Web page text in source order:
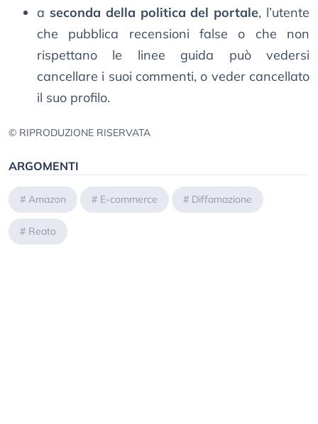
a seconda della politica del portale, l’utente
che pubblica recensioni false o che non
rispettano le linee guida può vedersi
cancellare i suoi commenti, o veder cancellato
il suo profilo.
© RIPRODUZIONE RISERVATA
ARGOMENTI
# Amazon # E-commerce # Diffamazione
# Reato